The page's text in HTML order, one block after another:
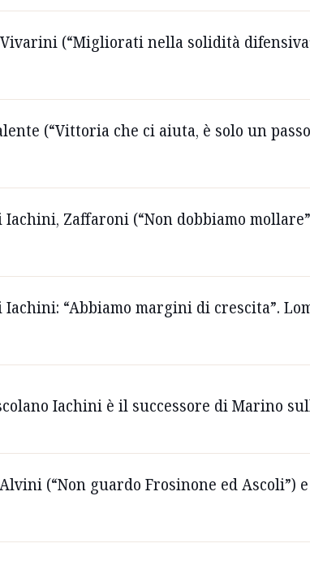
(“Migliorati nella solidità
(“Vittoria che ci aiuta, è solo un
Zaffaroni (“Non dobbiamo
Iachini: “Abbiamo margini di crescita”.
Iachini è il successore di Marino
(“Non guardo Frosinone ed